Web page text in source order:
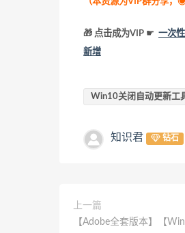
🎁 点击成为VIP ☛ 一次
新增
Win10关闭自动更新工
知识君 钻石
上一篇
【Adobe全套版本】【